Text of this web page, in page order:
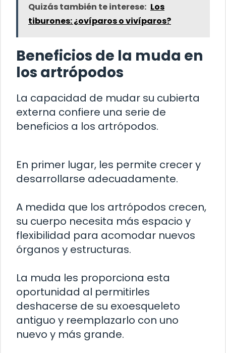
Quizás también te interese: Los
tiburones: ¿ovíparos o vivíparos?
Beneficios de la muda en
los artrópodos
La capacidad de mudar su cubierta
externa confiere una serie de
beneficios a los artrópodos.
En primer lugar, les permite crecer y
desarrollarse adecuadamente.
A medida que los artrópodos crecen,
su cuerpo necesita más espacio y
flexibilidad para acomodar nuevos
órganos y estructuras.
La muda les proporciona esta
oportunidad al permitirles
deshacerse de su exoesqueleto
antiguo y reemplazarlo con uno
nuevo y más grande.